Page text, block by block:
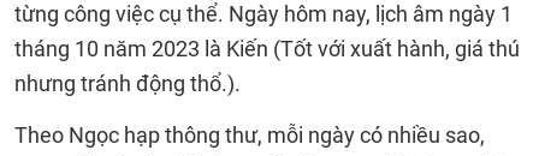
từng công việc cụ thể. Ngày hôm nay, lịch âm ngày 1
tháng 10 năm 2023 là Kiến (Tốt với xuất hành, giá thú
nhưng tránh động thổ.).
Theo Ngọc hạp thông thư, mỗi ngày có nhiều sao,